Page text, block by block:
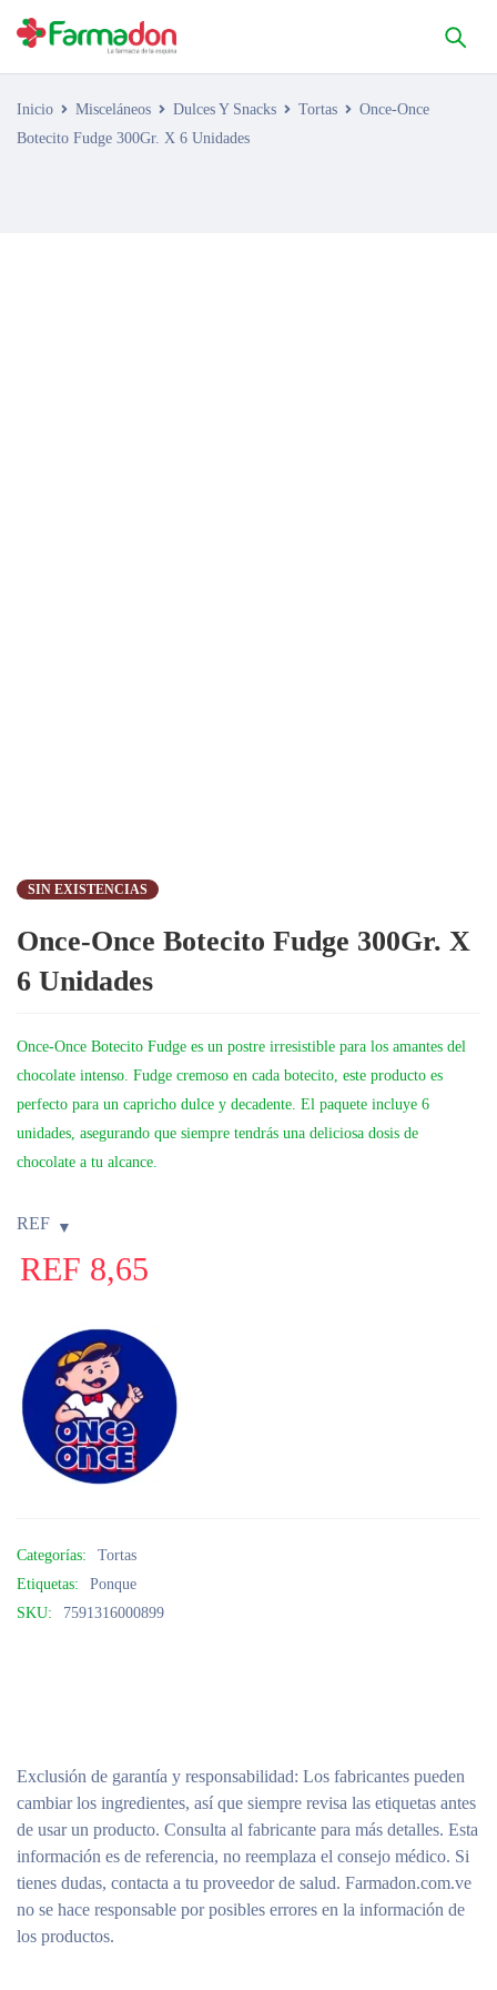
Inicio Misceláneos Dulces Y Snacks Tortas
Once-Once
Botecito Fudge 300Gr. X 6 Unidades
SIN EXISTENCIAS
Once-Once Botecito Fudge 300Gr. X
6 Unidades
Once-Once Botecito Fudge es un postre irresistible para los amantes del
chocolate intenso. Fudge cremoso en cada botecito, este producto es
perfecto para un capricho dulce y decadente. El paquete incluye 6
unidades, asegurando que siempre tendrás una deliciosa dosis de
chocolate a tu alcance.
REF
REF 8,65
Categorías:
Tortas
Etiquetas:
Ponque
SKU:
7591316000899
Exclusión de garantía y responsabilidad: Los fabricantes pueden
cambiar los ingredientes, así que siempre revisa las etiquetas antes
de usar un producto. Consulta al fabricante para más detalles. Esta
información es de referencia, no reemplaza el consejo médico. Si
tienes dudas, contacta a tu proveedor de salud. Farmadon.com.ve
no se hace responsable por posibles errores en la información de
los productos.